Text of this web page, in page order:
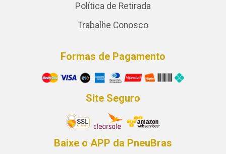
Política de Retirada
Trabalhe Conosco
Formas de Pagamento
Site Seguro
Baixe o APP da PneuBras